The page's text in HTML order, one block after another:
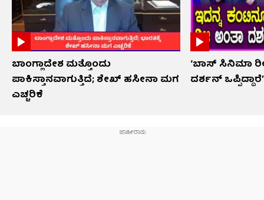
ಬಾಂಗ್ಲಾದೇಶ ಮತ್ತೊಂದು
ಪಾಕಿಸ್ತಾನವಾಗುತ್ತಿದೆ; ಶೇಖ್ ಹಸೀನಾ ಮಗ
ಎಚ್ಚರಿಕೆ
‘ಬಾಸ್ ಸಿನಿಮಾ
ದರ್ಶನ್